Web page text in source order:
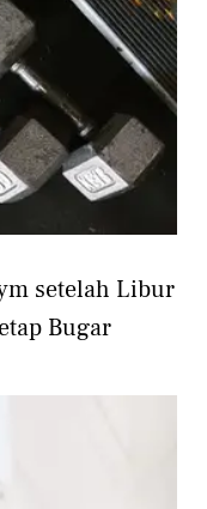
setelah Libur
Bugar